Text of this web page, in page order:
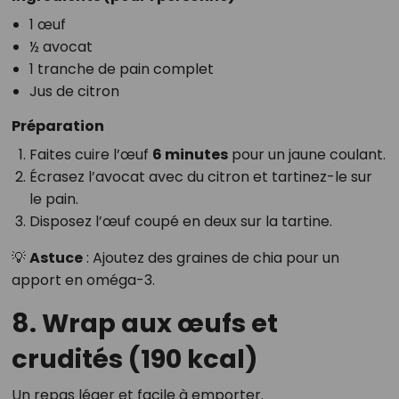
1 œuf
½ avocat
1 tranche de pain complet
Jus de citron
Préparation
Faites cuire l’œuf 6 minutespour un jaune coulant.
Écrasez l’avocat avec du citron et tartinez-le sur
le pain.
Disposez l’œuf coupé en deux sur la tartine.
💡Astuce: Ajoutez des graines de chia pour un
apport en oméga-3.
8. Wrap aux œufs et
crudités (190 kcal)
Un repas léger et facile à emporter.